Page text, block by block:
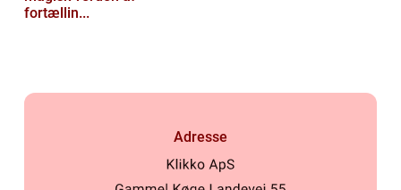
fortællin...
Adresse